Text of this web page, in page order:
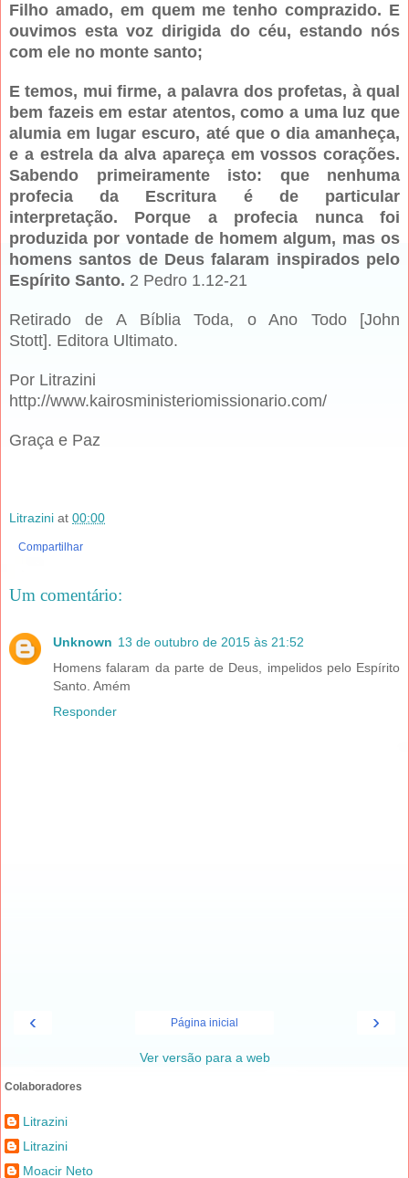
Filho amado, em quem me tenho comprazido. E
ouvimos esta voz dirigida do céu, estando nós
com ele no monte santo;
E temos, mui firme, a palavra dos profetas, à qual
bem fazeis em estar atentos, como a uma luz que
alumia em lugar escuro, até que o dia amanheça,
e a estrela da alva apareça em vossos corações.
Sabendo primeiramente isto: que nenhuma
profecia da Escritura é de particular
interpretação. Porque a profecia nunca foi
produzida por vontade de homem algum, mas os
homens santos de Deus falaram inspirados pelo
Espírito Santo. 2 Pedro 1.12-21
Retirado de A Bíblia Toda, o Ano Todo [John
Stott]. Editora Ultimato.
Por Litrazini
http://www.kairosministeriomissionario.com/
Graça e Paz
Litrazini at 00:00
Compartilhar
Um comentário:
Unknown 13 de outubro de 2015 às 21:52
Homens falaram da parte de Deus, impelidos pelo Espírito
Santo. Amém
Responder
‹ ›
Página inicial
Ver versão para a web
Colaboradores
Litrazini
Litrazini
Moacir Neto